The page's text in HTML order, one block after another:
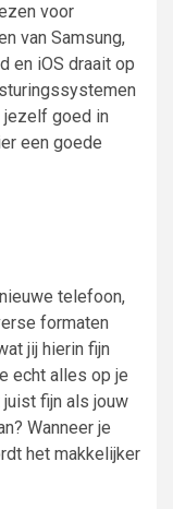
voor
van Samsung,
en iOS draait op
jezelf goed in
een goede
telefoon,
formaten
jij hierin fijn
echt alles op je
juist fijn als jouw
Wanneer je
het makkelijker